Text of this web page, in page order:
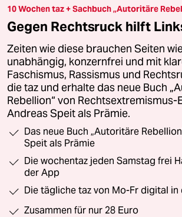
10 Wochen taz + Sachbuch „Autoritäre
Gegen Rechtsruck hilft
Zeiten wie diese brauchen Seiten
unabhängig, konzernfrei und mit
Faschismus, Rassismus und
die taz und erhalte das neue Buch
Rebellion“ von Rechtsextremismus-
Andreas Speit als Prämie.
Das neue Buch „Autoritäre
Speit als Prämie
Die wochentaz jeden Samstag frei
der App
Die tägliche taz von Mo-Fr digital in
Zusammen für nur 28 Euro